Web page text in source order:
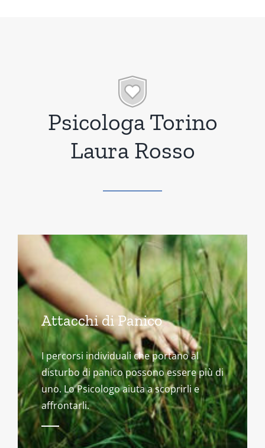
Psicologa Torino
Laura Rosso
Attacchi di Panico
I percorsi individuali che portano al
disturbo di panico possono essere più di
uno. Lo Psicologo aiuta a scoprirli e
affrontarli.